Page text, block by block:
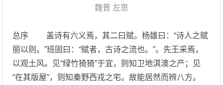
魏晋 左思
总序 盖诗有六义焉，其二曰赋。杨雄曰：“诗人之赋
丽以则。”班固曰：“赋者，古诗之流也。”。先王采焉，
以观土风。见“绿竹猗猗”于宜，则知卫地淇澳之产；见
“在其版屋”，则知秦野西戎之宅。故能居然而辨八方。